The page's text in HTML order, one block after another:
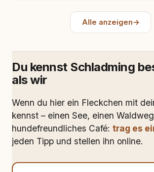
Alle anzeigen→
Du kennst Schladming
als wir
Wenn du hier ein Fleckchen mit
kennst – einen See, einen
hundefreundliches Café: trag es
jeden Tipp und stellen ihn online.